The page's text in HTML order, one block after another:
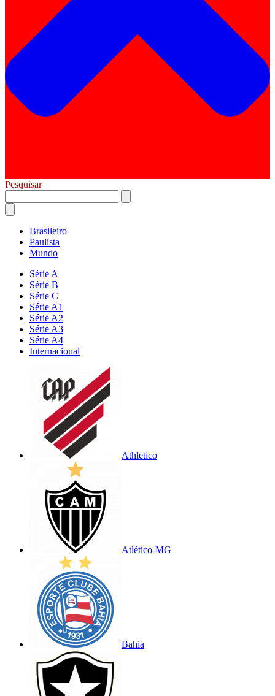
Pesquisar
Brasileiro
Paulista
Mundo
Série A
Série B
Série C
Série A1
Série A2
Série A3
Série A4
Internacional
Athletico
Atlético-MG
Bahia